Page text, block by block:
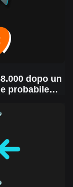
dopo un
probabile
dei mercati